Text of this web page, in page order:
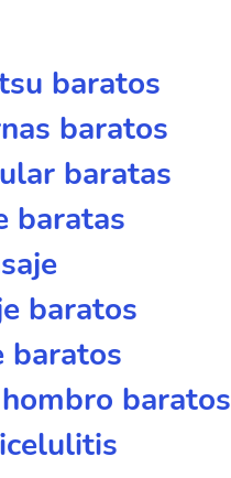
baratos
baratos
baratas
baratas
baratos
baratos
baratos